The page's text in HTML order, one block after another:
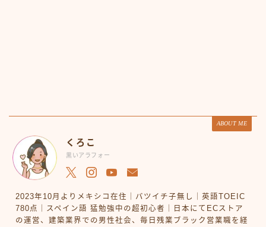
ABOUT ME
くろこ
黒いアラフォー
2023年10月よりメキシコ在住｜バツイチ子無し｜英語TOEIC
780点｜スペイン語 猛勉強中の超初心者｜日本にてECストア
の運営、建築業界での男性社会、毎日残業ブラック営業職を経